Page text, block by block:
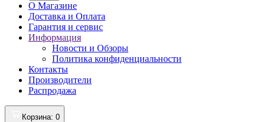
О Магазине
Доставка и Оплата
Гарантия и сервис
Информация
Новости и Обзоры
Политика конфиденциальности
Контакты
Производители
Распродажа
Корзина: 0